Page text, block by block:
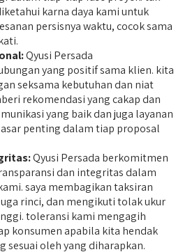
karna daya kami untuk
persisnya waktu, cocok sama
Qyusi Persada
yang positif sama klien. kita
seksama kebutuhan dan niat
rekomendasi yang cakap dan
yang baik dan juga layanan
penting dalam tiap proposal
Qyusi Persada berkomitmen
dan integritas dalam
saya membagikan taksiran
rinci, dan mengikuti tolak ukur
toleransi kami mengagih
konsumen apabila kita hendak
sesuai oleh yang diharapkan.